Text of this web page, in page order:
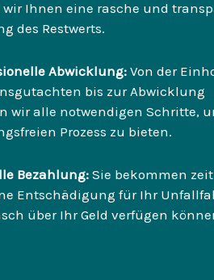
Ihnen eine rasche und
des Restwerts.
Abwicklung:Von der
bis zur Abwicklung
wir alle notwendigen Schritte,
Prozess zu bieten.
Bezahlung: Sie bekommen
Entschädigung für Ihr
über Ihr Geld verfügen